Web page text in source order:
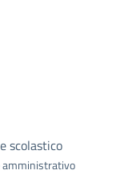
scolastico
amministrativo